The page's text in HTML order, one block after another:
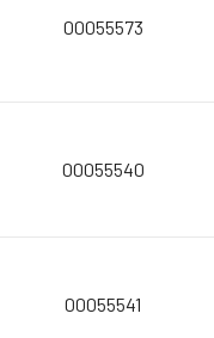
00055573
00055540
00055541